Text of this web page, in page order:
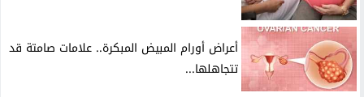
أعراض أورام المبيض المبكرة.. علامات صامتة قد
تتجاهلها...